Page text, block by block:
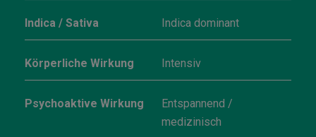
Indica / Sativa Indica dominant
Körperliche Wirkung Intensiv
Psychoaktive Wirkung
Entspannend /
medizinisch